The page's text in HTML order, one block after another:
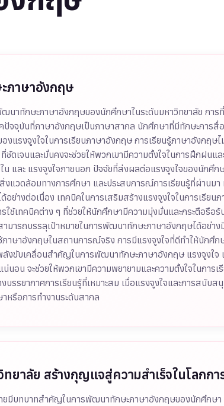
ภาษาอังกฤษ
ทักษะภาษาอังกฤษของนักศึกษาในระดับมหาวิทยาลัย การ
จจุบันที่ภาษาอังกฤษเป็นภาษาสากล นักศึกษาที่มีทักษะการสื่
แรงจูงใจในการเรียนภาษาอังกฤษ การเรียนรู้ภาษาอังกฤ
เจนและมั่นคงจะช่วยให้พวกเขามีความตั้งใจในการฝึกฝนแ
และ แรงจูงใจภายนอก ปัจจัยที่ส่งผลต่อแรงจูงใจของนักศึ
แวดล้อมทางการศึกษา และประสบการณ์การเรียนรู้ที่ผ่านม
ย่างต่อเนื่อง เทคนิคในการเสริมสร้างแรงจูงใจในการเรี
ใช้เทคนิคต่าง ๆ ที่ช่วยให้นักศึกษามีความมุ่งมั่นและกระตือรื
มารถบรรลุเป้าหมายในการพัฒนาทักษะภาษาอังกฤษได้อย่า
าษาอังกฤษในสถานการณ์จริง การมีแรงจูงใจที่ดีทำให้นักศึก
ลังขับเคลื่อนสำคัญในการพัฒนาทักษะภาษาอังกฤษ แรงจูง
อน จะช่วยให้พวกเขามีความพยายามและความตั้งใจในกา
รรยากาศการเรียนรู้ที่เหมาะสม เมื่อแรงจูงใจและการสนับ
หรือการทำงานระดับสากล
าลัย สร้างกุญแจสู่ความสำเร็จในโลกก
มีบทบาทสำคัญในการพัฒนาทักษะภาษาอังกฤษของนักศึกษา